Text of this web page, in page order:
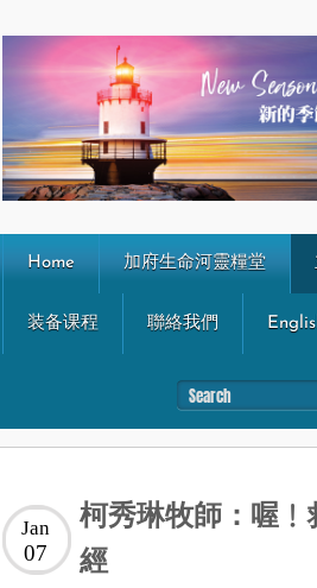
Home 加府生命河靈糧堂
装备课程 聯絡我們
柯秀琳牧師：喔
經
Jan
07